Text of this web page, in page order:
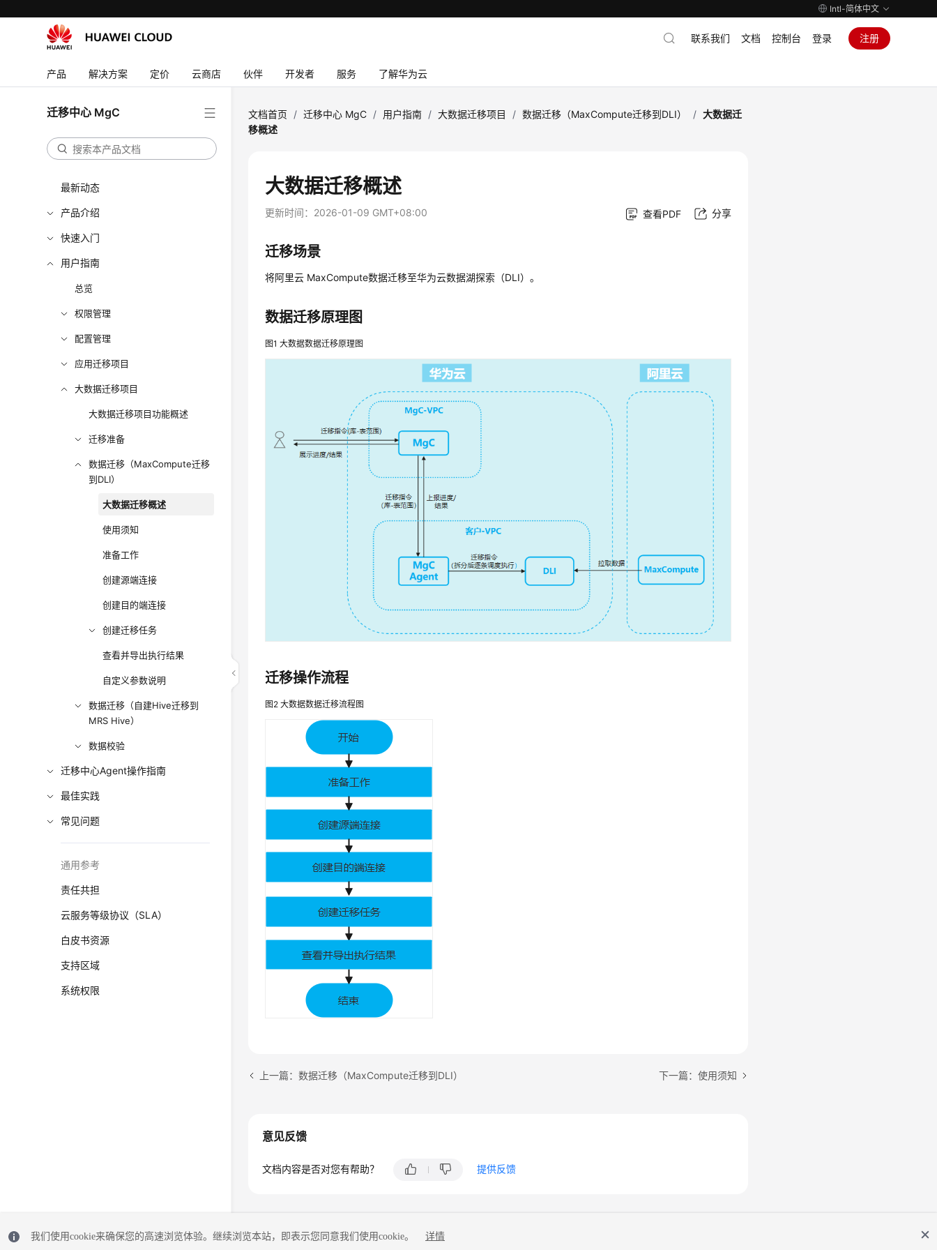
Intl-简体中文
产品 解决方案 定价 云商店 伙伴 开发者 服务 了解华为云
联系我们 文档 控制台 登录 注册
迁移中心 MgC
最新动态
产品介绍
快速入门
用户指南
总览
权限管理
配置管理
应用迁移项目
大数据迁移项目
大数据迁移项目功能概述
迁移准备
数据迁移（MaxCompute迁移
到DLI）
大数据迁移概述
使用须知
准备工作
创建源端连接
创建目的端连接
创建迁移任务
查看并导出执行结果
自定义参数说明
数据迁移（自建Hive迁移到
MRS Hive）
数据校验
迁移中心Agent操作指南
最佳实践
常见问题
通用参考
责任共担
云服务等级协议（SLA）
白皮书资源
支持区域
系统权限
文档首页 / 迁移中心 MgC / 用户指南 / 大数据迁移项目 / 数据迁移（MaxCompute迁移到DLI） / 大数据迁
移概述
大数据迁移概述
更新时间： 2026-01-09 GMT+08:00 查看PDF 分享
迁移场景
将阿里云 MaxCompute数据迁移至华为云数据湖探索（DLI）。
数据迁移原理图
图1大数据数据迁移原理图
迁移操作流程
图2大数据数据迁移流程图
上一篇：数据迁移（MaxCompute迁移到DLI） 下一篇：使用须知
意见反馈
文档内容是否对您有帮助？ 提供反馈
我们使用cookie来确保您的高速浏览体验。继续浏览本站，即表示您同意我们使用cookie。 详情